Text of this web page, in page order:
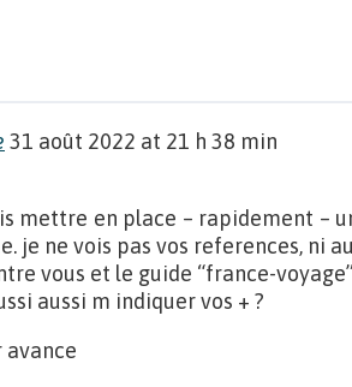
31 août 2022 at 21 h 38 min
mettre en place – rapidement –
je ne vois pas vos references, ni
vous et le guide “france-
aussi m indiquer vos + ?